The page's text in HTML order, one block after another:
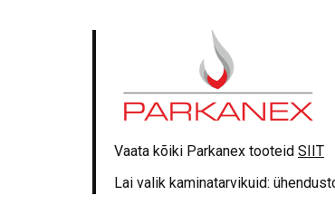
Vaata kõiki Parkanex tooteid SIIT
Lai valik kaminatarvikuid: